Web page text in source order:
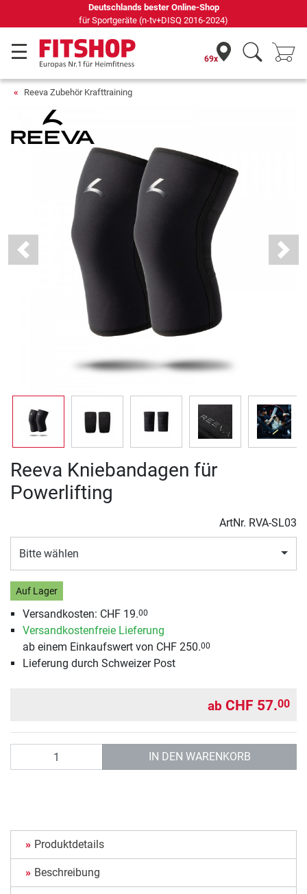
Deutschlands bester Online-Shop
für Sportgeräte (n-tv+DISQ 2016-2024)
69x
Reeva Zubehör Krafttraining
Previous Next
Reeva Kniebandagen für
Powerlifting
ArtNr. RVA-SL03
Bitte wählen
Auf Lager
Versandkosten: CHF 19.00
Versandkostenfreie Lieferung
ab einem Einkaufswert von CHF 250.00
Lieferung durch Schweizer Post
ab CHF 57.00
IN DEN WARENKORB
Produktdetails
Beschreibung